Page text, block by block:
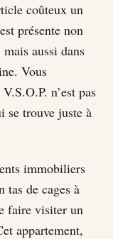
coûteux un
présente non
aussi dans
Vous
n’est pas
se trouve juste à
immobiliers
tas de cages à
faire visiter un
appartement,